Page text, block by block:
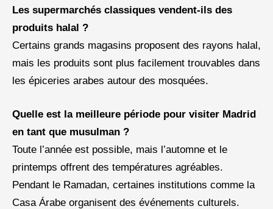
Les supermarchés classiques vendent-ils des
produits halal ?
Certains grands magasins proposent des rayons halal,
mais les produits sont plus facilement trouvables dans
les épiceries arabes autour des mosquées.
Quelle est la meilleure période pour visiter Madrid
en tant que musulman ?
Toute l’année est possible, mais l’automne et le
printemps offrent des températures agréables.
Pendant le Ramadan, certaines institutions comme la
Casa Árabe organisent des événements culturels.